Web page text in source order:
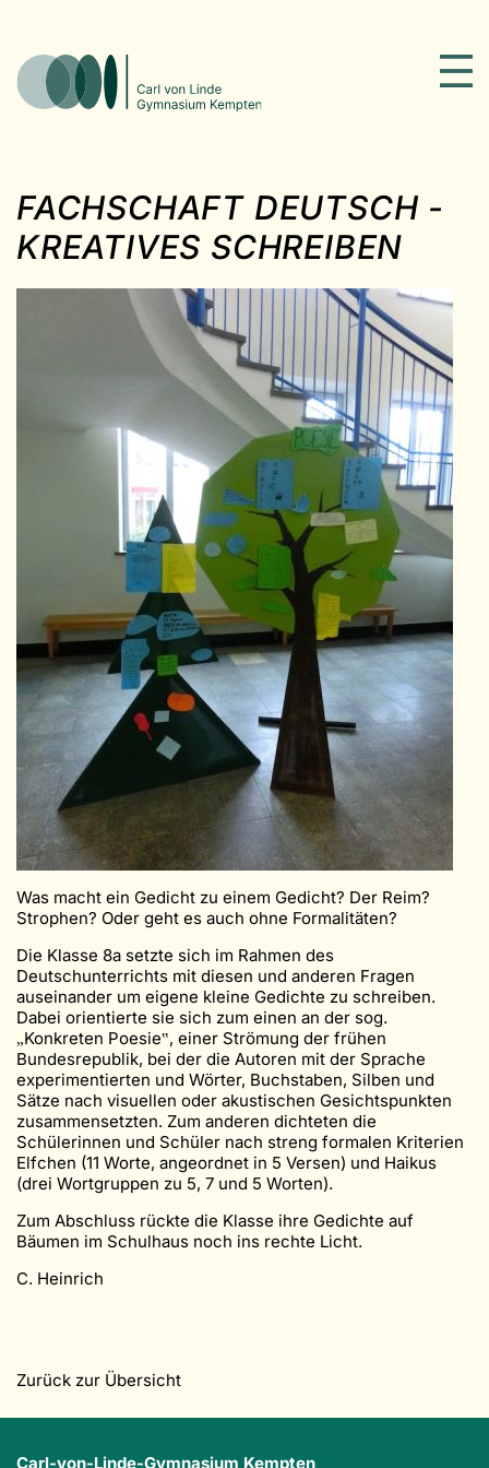
FACHSCHAFT DEUTSCH -
KREATIVES SCHREIBEN
Was macht ein Gedicht zu einem Gedicht? Der Reim?
Strophen? Oder geht es auch ohne Formalitäten?
Die Klasse 8a setzte sich im Rahmen des
Deutschunterrichts mit diesen und anderen Fragen
auseinander um eigene kleine Gedichte zu schreiben.
Dabei orientierte sie sich zum einen an der sog.
„Konkreten Poesie‟, einer Strömung der frühen
Bundesrepublik, bei der die Autoren mit der Sprache
experimentierten und Wörter, Buchstaben, Silben und
Sätze nach visuellen oder akustischen Gesichtspunkten
zusammensetzten. Zum anderen dichteten die
Schülerinnen und Schüler nach streng formalen Kriterien
Elfchen (11 Worte, angeordnet in 5 Versen) und Haikus
(drei Wortgruppen zu 5, 7 und 5 Worten).
Zum Abschluss rückte die Klasse ihre Gedichte auf
Bäumen im Schulhaus noch ins rechte Licht.
C. Heinrich
Zurück zur Übersicht
Carl-von-Linde-Gymnasium Kempten